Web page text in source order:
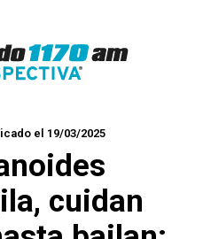
el 19/03/2025
cuidan